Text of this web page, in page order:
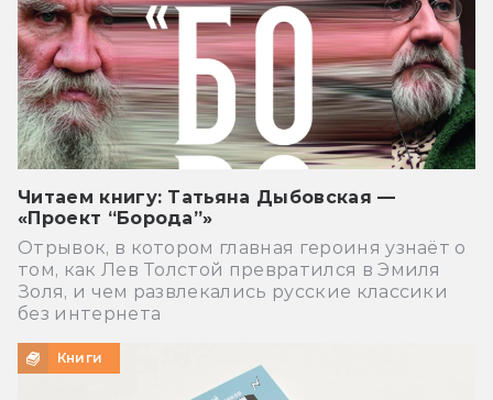
Читаем книгу: Татьяна Дыбовская —
«Проект “Борода”»
Отрывок, в котором главная героиня узнаёт о
том, как Лев Толстой превратился в Эмиля
Золя, и чем развлекались русские классики
без интернета
Книги